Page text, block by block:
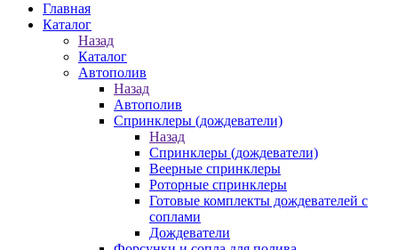
Главная
Каталог
Назад
Каталог
Автополив
Назад
Автополив
Спринклеры (дождеватели)
Назад
Спринклеры (дождеватели)
Веерные спринклеры
Роторные спринклеры
Готовые комплекты дождевателей с
соплами
Дождеватели